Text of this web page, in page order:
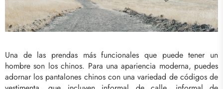
Una de las prendas más funcionales que puede tener un
hombre son los chinos. Para una apariencia moderna, puedes
adornar los pantalones chinos con una variedad de códigos de